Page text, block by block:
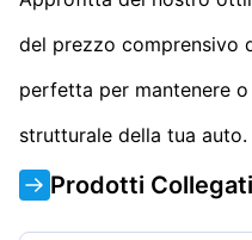
del prezzo comprensivo
perfetta per mantenere
strutturale della tua auto.
Prodotti Collegati